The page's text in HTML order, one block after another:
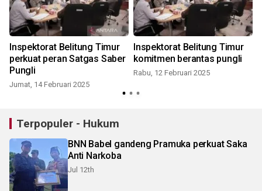
Inspektorat Belitung Timur
perkuat peran Satgas Saber
Pungli
Jumat, 14 Februari 2025
Inspektorat Belitung Timur
komitmen berantas pungli
Rabu, 12 Februari 2025
Terpopuler - Hukum
BNN Babel gandeng Pramuka perkuat Saka
Anti Narkoba
Jul 12th